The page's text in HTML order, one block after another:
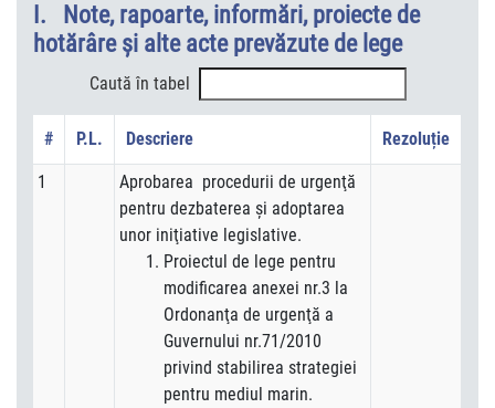
I. Note, rapoarte, informări, proiecte de
hotărâre şi alte acte prevăzute de lege
Caută în tabel
# P.L. Descriere Rezoluție
1
Aprobarea procedurii de urgenţă
pentru dezbaterea şi adoptarea
unor iniţiative legislative.
Proiectul de lege pentru
modificarea anexei nr.3 la
Ordonanţa de urgenţă a
Guvernului nr.71/2010
privind stabilirea strategiei
pentru mediul marin.